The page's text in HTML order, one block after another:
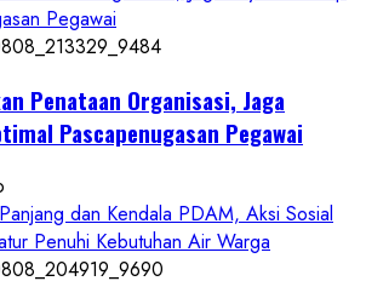
Pegawai
Penataan Organisasi, Jaga
Pascapenugasan Pegawai
dan Kendala PDAM, Aksi Sosial
Penuhi Kebutuhan Air Warga